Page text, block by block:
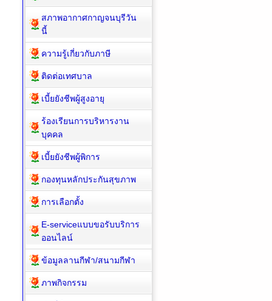
สภาพอากาศกาญจนบุรีวัน
นี้
ความรู้เกี่ยวกับภาษี
ติดต่อเทศบาล
เบี้ยยังชีพผู้สูงอายุ
ร้องเรียนการบริหารงาน
บุคคล
เบี้ยยังชีพผู้พิการ
กองทุนหลักประกันสุขภาพ
การเลือกตั้ง
E-serviceแบบขอรับบริการ
ออนไลน์
ข้อมูลลานกีฬา/สนามกีฬา
ภาพกิจกรรม